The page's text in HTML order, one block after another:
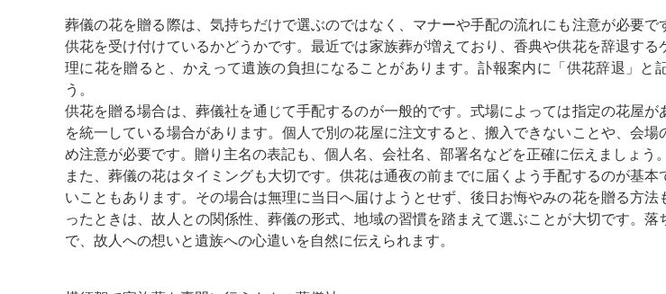
葬儀の花を贈る際は、気持ちだけで選ぶのではなく、マナーや手配の流れにも注意が必要
供花を受け付けているかどうかです。最近では家族葬が増えており、香典や供花を辞退す
理に花を贈ると、かえって遺族の負担になることがあります。訃報案内に「供花辞退」と
う。
供花を贈る場合は、葬儀社を通じて手配するのが一般的です。式場によっては指定の花屋が
を統一している場合があります。個人で別の花屋に注文すると、搬入できないことや、会場
め注意が必要です。贈り主名の表記も、個人名、会社名、部署名などを正確に伝えましょう。
また、葬儀の花はタイミングも大切です。供花は通夜の前までに届くよう手配するのが基
いこともあります。その場合は無理に当日へ届けようとせず、後日お悔やみの花を贈る方法
ったときは、故人との関係性、葬儀の形式、地域の習慣を踏まえて選ぶことが大切です。落
で、故人への想いと遺族への心遣いを自然に伝えられます。